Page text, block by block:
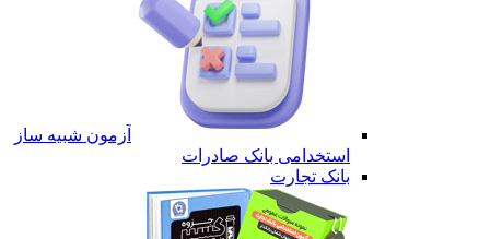
آزمون شبیه ساز
استخدامی بانک صادرات
بانک تجارت